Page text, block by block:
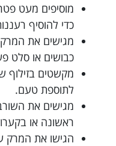
מוסיפים מעט
כדי להוסיף
מגישים את
כבושים או סלט
מקשטים בזילוף
לתוספת טעם.
מגישים את
ראשונה או
הגישו את המרק